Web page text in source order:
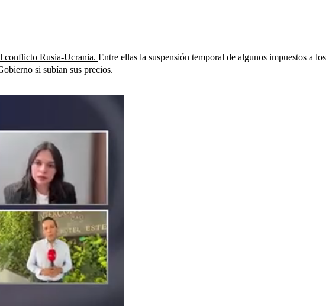
conflicto Rusia-Ucrania. Entre ellas la suspensión temporal de algunos impuestos a los
si subían sus precios.